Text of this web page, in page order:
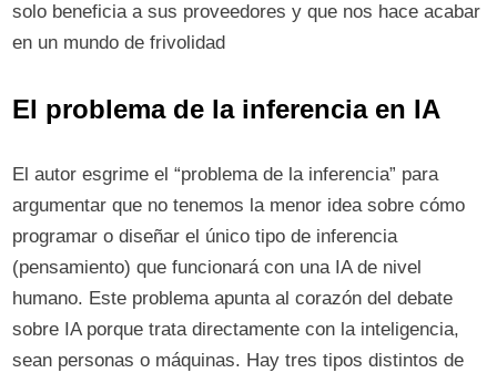
solo beneficia a sus proveedores y que nos hace acabar
en un mundo de frivolidad
El problema de la inferenciaen IA
El autor esgrime el “problema de la inferencia” para
argumentar que no tenemos la menor idea sobre cómo
programar o diseñar el único tipo de inferencia
(pensamiento) que funcionará con una IA de nivel
humano. Este problema apunta al corazón del debate
sobre IA porque trata directamente con la inteligencia,
sean personas o máquinas. Hay tres tipos distintos de